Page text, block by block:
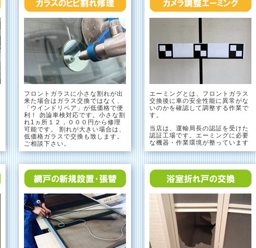
フロントガラスに小さな割れが出
来た場合はガラス交換ではなく、
「ウインドリペア」が低価格で便
利！ 勿論車検対応です。小さな割
れ1ヵ所１２，０００円から修理
可能です。 割れが大きい場合は、
低価格ガラスで交換も致します。
ご相談下さい。
エーミングとは、フロントガラス
交換後に車の安全性能に異常がな
いのかを確認して調整する作業で
す。
当店は、運輸局長の認証を受けた
認証工場です。エーミングに必要
な機器・作業環境が整っています